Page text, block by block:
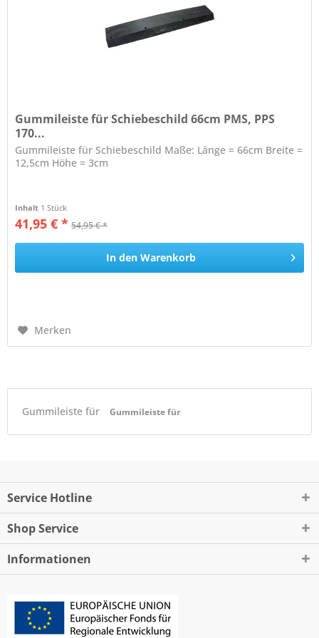
Gummileiste für Schiebeschild 66cm PMS, PPS
170...
Gummileiste für Schiebeschild Maße: Länge = 66cm Breite =
12,5cm Höhe = 3cm
Inhalt 1 Stück
41,95 € * 54,95 € *
In den Warenkorb
Merken
Gummileiste für Gummileiste für
Service Hotline
Shop Service
Informationen